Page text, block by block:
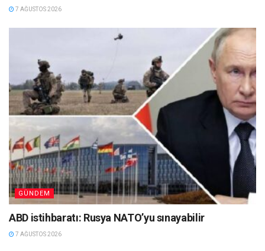
7 AĞUSTOS 2026
GÜNDEM
ABD istihbaratı: Rusya NATO’yu sınayabilir
7 AĞUSTOS 2026